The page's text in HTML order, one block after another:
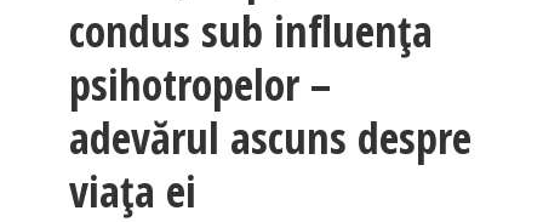
condus sub influența
psihotropelor –
adevărul ascuns despre
viața ei